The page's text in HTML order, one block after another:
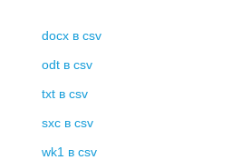
docx в csv
odt в csv
txt в csv
sxc в csv
wk1 в csv